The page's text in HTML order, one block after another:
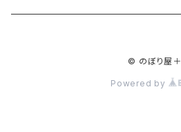
© のぼり屋＋
Powered by